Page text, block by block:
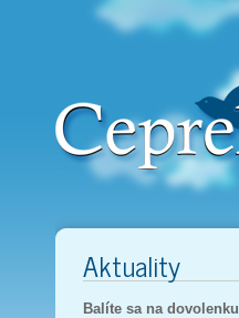
Aktuality
Balíte sa na dovolenku